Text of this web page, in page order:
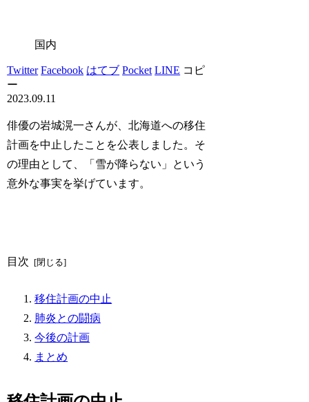
国内
Twitter Facebook はてブ Pocket LINE コピ
ー
2023.09.11
俳優の岩城滉一さんが、北海道への移住
計画を中止したことを公表しました。そ
の理由として、「雪が降らない」という
意外な事実を挙げています。
目次
移住計画の中止
肺炎との闘病
今後の計画
まとめ